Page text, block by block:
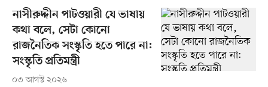
নাসীরুদ্দীন পাটওয়ারী যে ভাষায়
কথা বলে, সেটা কোনো
রাজনৈতিক সংস্কৃতি হতে পারে না:
সংস্কৃতি প্রতিমন্ত্রী
০৩ আগস্ট ২০২৬